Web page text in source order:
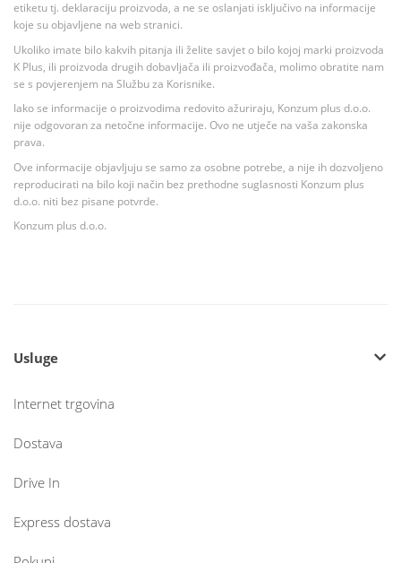
etiketu tj. deklaraciju proizvoda, a ne se oslanjati isključivo na informacije
koje su objavljene na web stranici.
Ukoliko imate bilo kakvih pitanja ili želite savjet o bilo kojoj marki proizvoda
K Plus, ili proizvoda drugih dobavljača ili proizvođača, molimo obratite nam
se s povjerenjem na Službu za Korisnike.
Iako se informacije o proizvodima redovito ažuriraju, Konzum plus d.o.o.
nije odgovoran za netočne informacije. Ovo ne utječe na vaša zakonska
prava.
Ove informacije objavljuju se samo za osobne potrebe, a nije ih dozvoljeno
reproducirati na bilo koji način bez prethodne suglasnosti Konzum plus
d.o.o. niti bez pisane potvrde.
Konzum plus d.o.o.
Usluge
Internet trgovina
Dostava
Drive In
Express dostava